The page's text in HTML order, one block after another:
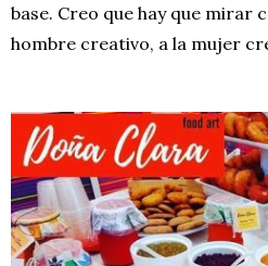
base. Creo que hay que mirar
hombre creativo, a la mujer